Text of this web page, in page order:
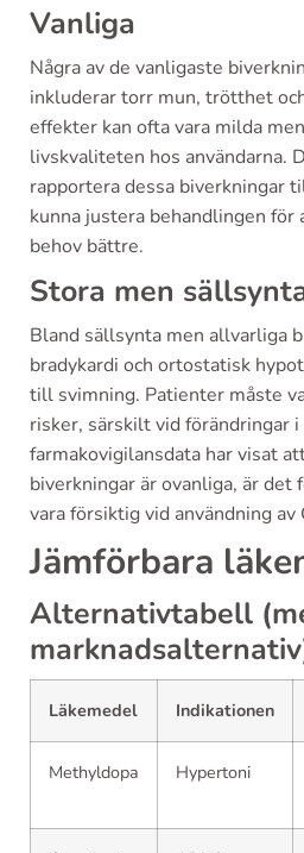
Vanliga
Några av de vanligaste
inkluderar torr mun, trötthet
effekter kan ofta vara milda
livskvaliteten hos användarna.
rapportera dessa biverkningar
kunna justera behandlingen för
behov bättre.
Stora men
Bland sällsynta men allvarliga
bradykardi och ortostatisk
till svimning. Patienter måste
risker, särskilt vid förändringar
farmakovigilansdata har visat
biverkningar är ovanliga, är
vara försiktig vid användning av
Jämförbara
Alternativtabell
Läkemedel Indikationen
Methyldopa Hypertoni